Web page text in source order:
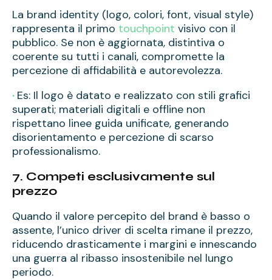
La brand identity (logo, colori, font, visual style)
rappresenta il primo touchpoint visivo con il
pubblico. Se non è aggiornata, distintiva o
coerente su tutti i canali, compromette la
percezione di affidabilità e autorevolezza.
· Es: Il logo è datato e realizzato con stili grafici
superati; materiali digitali e offline non
rispettano linee guida unificate, generando
disorientamento e percezione di scarso
professionalismo.
7. Competi esclusivamente sul
prezzo
Quando il valore percepito del brand è basso o
assente, l’unico driver di scelta rimane il prezzo,
riducendo drasticamente i margini e innescando
una guerra al ribasso insostenibile nel lungo
periodo.